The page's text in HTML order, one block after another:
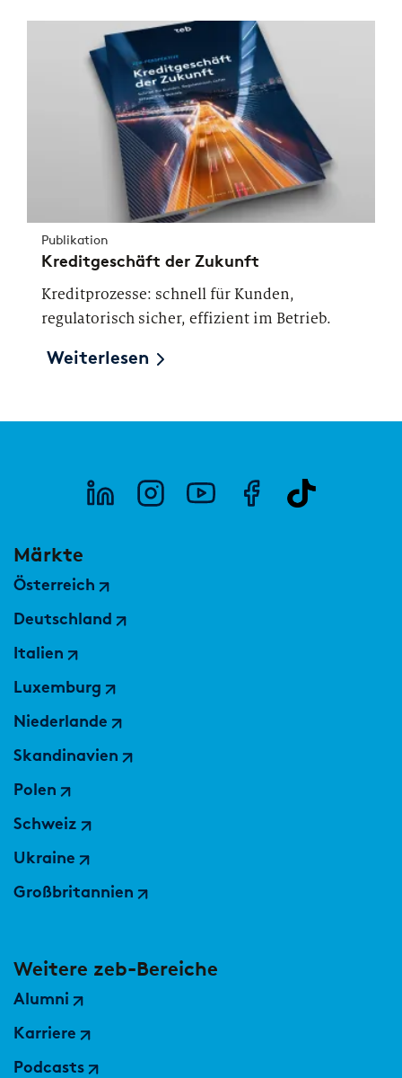
Publikation
Kreditgeschäft der Zukunft
Kreditprozesse: schnell für Kunden,
regulatorisch sicher, effizient im Betrieb.
Weiterlesen
Märkte
Österreich
Deutschland
Italien
Luxemburg
Niederlande
Skandinavien
Polen
Schweiz
Ukraine
Großbritannien
Weitere zeb-Bereiche
Alumni
Karriere
Podcasts